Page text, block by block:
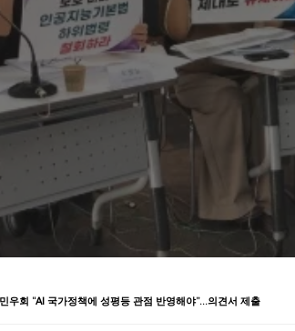
우회 “AI 국가정책에 성평등 관점 반영해야”…의견서 제출